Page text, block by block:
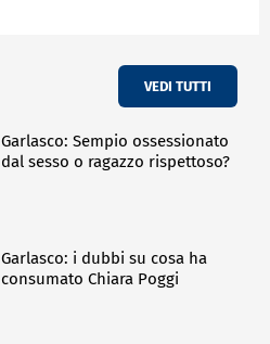
VEDI TUTTI
Garlasco: Sempio ossessionato
dal sesso o ragazzo rispettoso?
Garlasco: i dubbi su cosa ha
consumato Chiara Poggi